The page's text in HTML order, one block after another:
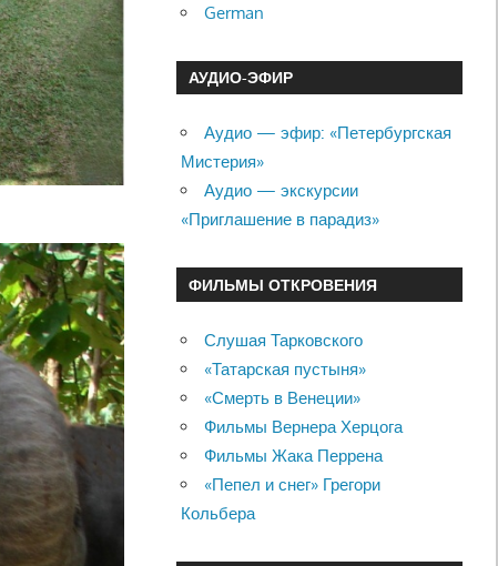
German
АУДИО-ЭФИР
Аудио — эфир: «Петербургская
Мистерия»
Аудио — экскурсии
«Приглашение в парадиз»
ФИЛЬМЫ ОТКРОВЕНИЯ
Слушая Тарковского
«Татарская пустыня»
«Смерть в Венеции»
Фильмы Вернера Херцога
Фильмы Жака Перрена
«Пепел и снег» Грегори
Кольбера